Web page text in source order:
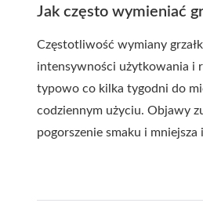
Jak często wymieniać
Częstotliwość wymiany
intensywności użytkowania i
typowo co kilka tygodni do
codziennym użyciu. Objawy
pogorszenie smaku i mniejsza